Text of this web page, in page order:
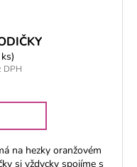
DPH
na hezky oranžovém
si vždycky spojíme s